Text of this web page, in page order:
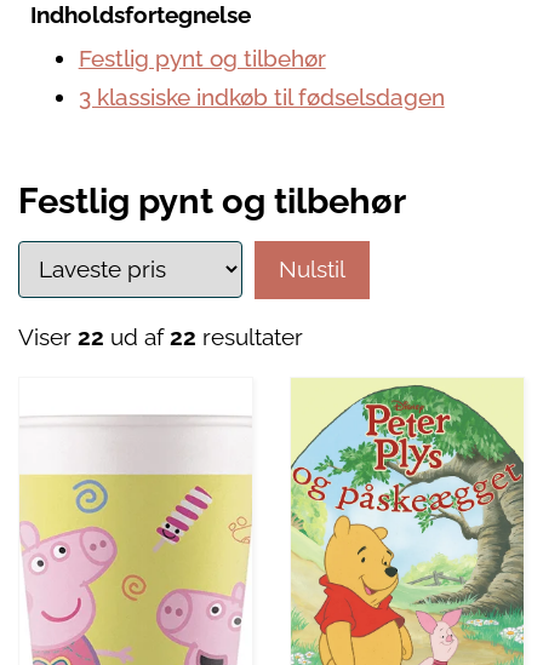
Indholdsfortegnelse
Festlig pynt og tilbehør
3 klassiske indkøb til fødselsdagen
Festlig pynt og tilbehør
Nulstil
Viser 22 ud af22 resultater